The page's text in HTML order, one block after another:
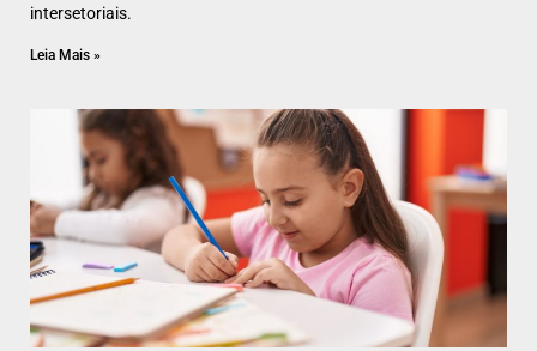
intersetoriais.
Leia Mais »